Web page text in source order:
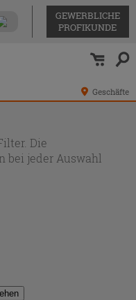
GEWERBLICHE
PROFIKUNDE
Geschäfte
Die
bei jeder Auswahl